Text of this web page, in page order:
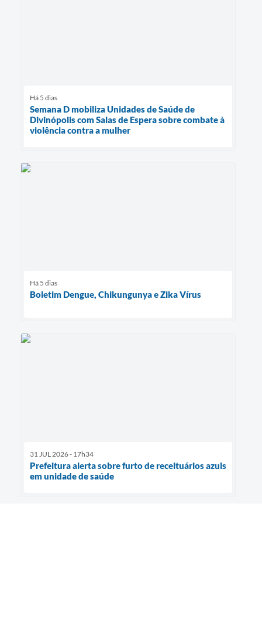
Há 5 dias
Semana D mobiliza Unidades de Saúde de
Divinópolis com Salas de Espera sobre combate à
violência contra a mulher
Há 5 dias
Boletim Dengue, Chikungunya e Zika Vírus
31 JUL 2026 - 17h34
Prefeitura alerta sobre furto de receituários azuis
em unidade de saúde